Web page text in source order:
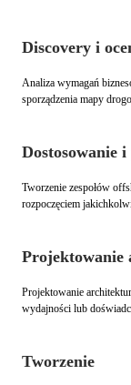
Discovery i
Analiza wymagań
sporządzenia mapy
Dostosowanie i
Tworzenie zespołów
rozpoczęciem
Projektowanie
wydajności lub
Tworzenie